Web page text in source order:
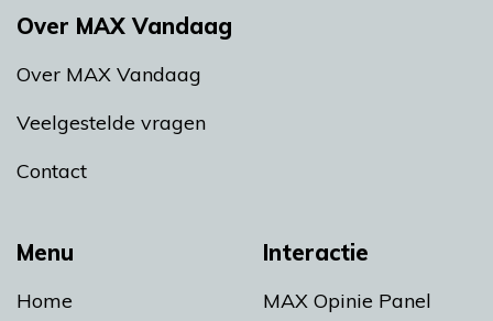
Menu
Home
Interactie
MAX Opinie Panel
Over MAX Vandaag
Over MAX Vandaag
Veelgestelde vragen
Contact